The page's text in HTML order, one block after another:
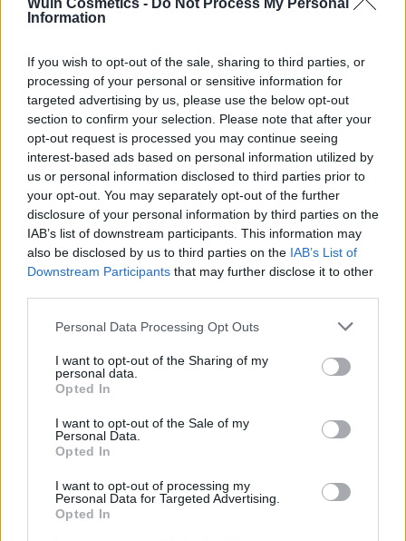
Wuin Cosmetics - Do Not Process My Personal
Information
If you wish to opt-out of the sale, sharing to third parties, or
processing of your personal or sensitive information for
targeted advertising by us, please use the below opt-out
section to confirm your selection. Please note that after your
opt-out request is processed you may continue seeing
interest-based ads based on personal information utilized by
us or personal information disclosed to third parties prior to
your opt-out. You may separately opt-out of the further
disclosure of your personal information by third parties on the
IAB’s list of downstream participants. This information may
also be disclosed by us to third parties on the IAB’s List of
Downstream Participants that may further disclose it to other
Please note that this website/app uses one or more Google
not limited to your visit or usage behaviour. You may click to
grant or deny consent to Google and its third-party tags to
use your data for below specified purposes in below Google
consent section.
Personal Data Processing Opt Outs
I want to opt-out of the Sharing of my
personal data.
Opted In
I want to opt-out of the Sale of my
Personal Data.
Opted In
I want to opt-out of processing my
Personal Data for Targeted Advertising.
Opted In
Añadir a la lista de
FILTRAR POR PRECIO
FILTRAR
Precio:0€—10€
➤ NOVEDADES
➤ OTROS
ACRÍLICOS
Desinfectantes
ESMALTES PERMANENTES